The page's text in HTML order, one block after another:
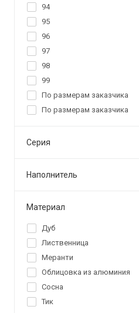
94
95
96
97
98
99
По размерам заказчика
По размерам заказчика
Серия
Наполнитель
Материал
Дуб
Лиственница
Меранти
Облицовка из алюминия
Сосна
Тик